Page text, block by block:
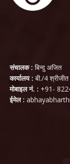
संचालक : बिन्दु अजित
कार्यालय : बी./4
मोबाइल नं. : +91-
ईमेल :